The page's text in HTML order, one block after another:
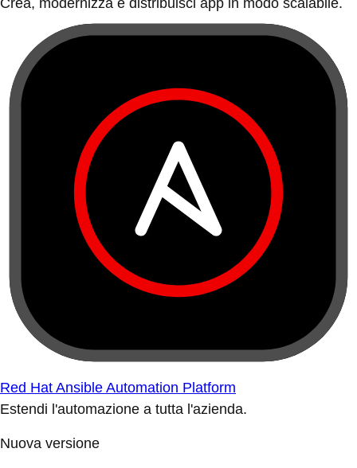
Crea, modernizza e distribuisci app in modo scalabile.
Red Hat Ansible Automation Platform
Estendi l'automazione a tutta l'azienda.
Nuova versione